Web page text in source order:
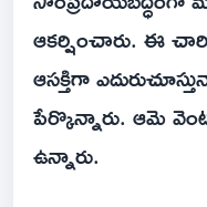
ఆకర్షించారు. ఈ
ఆసక్తిగా
పేర్కొన్నారు. ఆమె
ఉన్నారు.